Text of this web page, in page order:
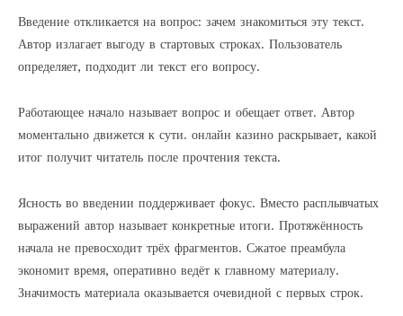
Введение откликается на вопрос: зачем знакомиться эту текст.
Автор излагает выгоду в стартовых строках. Пользователь
определяет, подходит ли текст его вопросу.
Работающее начало называет вопрос и обещает ответ. Автор
моментально движется к сути. онлайн казино раскрывает, какой
итог получит читатель после прочтения текста.
Ясность во введении поддерживает фокус. Вместо расплывчатых
выражений автор называет конкретные итоги. Протяжённость
начала не превосходит трёх фрагментов. Сжатое преамбула
экономит время, оперативно ведёт к главному материалу.
Значимость материала оказывается очевидной с первых строк.